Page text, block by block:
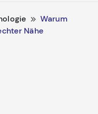
Warum
Nähe